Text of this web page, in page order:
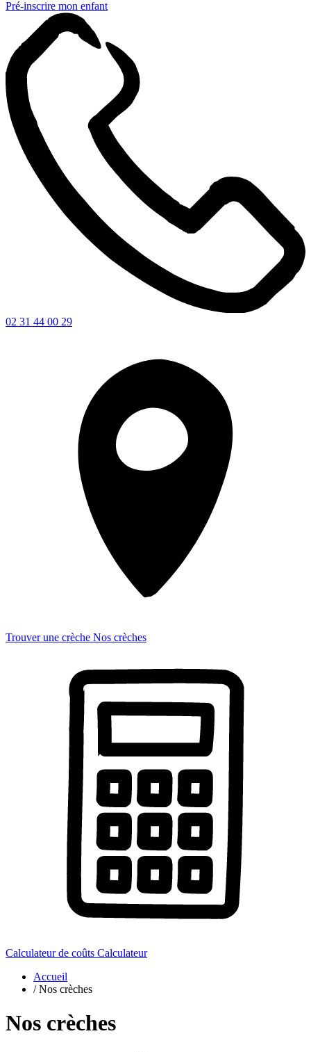
Pré-inscrire mon enfant
02 31 44 00 29
Trouver une crèche Nos crèches
Calculateur de coûts Calculateur
Accueil
/ Nos crèches
Nos crèches